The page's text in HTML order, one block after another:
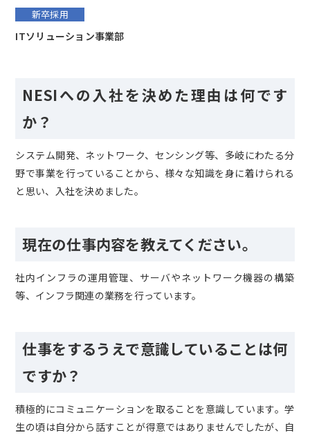
新卒採用
ITソリューション事業部
NESIへの入社を決めた理由は何です
か？
システム開発、ネットワーク、センシング等、多岐にわたる分
野で事業を行っていることから、様々な知識を身に着けられる
と思い、入社を決めました。
現在の仕事内容を教えてください。
社内インフラの運用管理、サーバやネットワーク機器の構築
等、インフラ関連の業務を行っています。
仕事をするうえで意識していることは何
ですか？
積極的にコミュニケーションを取ることを意識しています。学
生の頃は自分から話すことが得意ではありませんでしたが、自